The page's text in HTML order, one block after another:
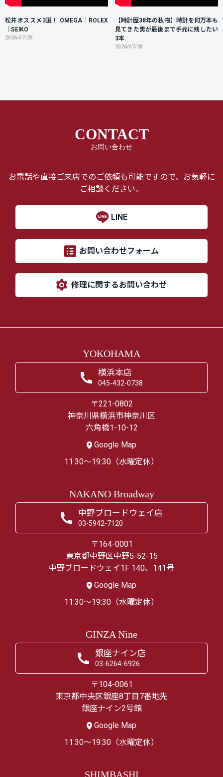
松井オススメ3選！ OMEGA｜ROLEX
｜SEIKO
2026/07/29
【時計歴38年の私物】時計を何万本も
見てきた男が最後まで手元に残したい
3本
2026/07/28
CONTACT
お問い合わせ
お電話や直接ご来店でのご依頼も可能ですので、お気軽に
ご相談ください。
LINE
お問い合わせフォーム
修理に関するお問い合わせ
YOKOHAMA
横浜本店
045-432-0738
〒221-0802
神奈川県横浜市神奈川区
六角橋1-10-12
Google Map
11:30～19:30（水曜定休）
NAKANO Broadway
中野ブロードウェイ店
03-5942-7120
〒164-0001
東京都中野区中野5-52-15
中野ブロードウェイ1F 140、141号
Google Map
11:30～19:30（水曜定休）
GINZA Nine
銀座ナイン店
03-6264-6926
〒104-0061
東京都中央区銀座8丁目7番地先
銀座ナイン2号館
Google Map
11:30～19:30（水曜定休）
SHIMBASHI